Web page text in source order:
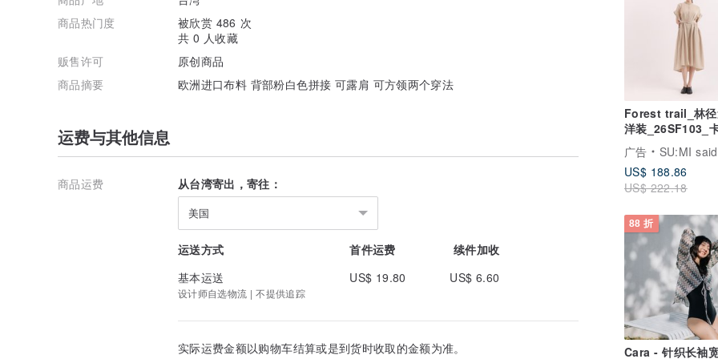
Forest trail_林
洋装_26SF103_
广告
SU:MI said
US$ 188.86
US$ 222.18
88 折
Cara - 针织长袖
商品热门度
被欣赏 486 次
共 0 人收藏
贩售许可
原创商品
商品摘要
欧洲进口布料 背部粉白色拼接 可露肩 可方领两个穿法
运费与其他信息
商品运费 从台湾寄出，寄往：
美国
运送方式 首件运费
续件加收
基本运送
US$ 19.80 US$ 6.60
设计师自选物流 | 不提供追踪
实际运费金额以购物车结算或是到货时收取的金额为准。